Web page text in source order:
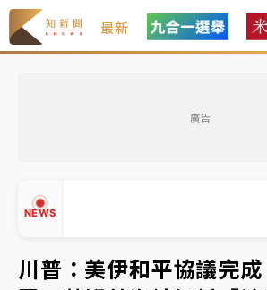
最新
廣告
NEWS
中信慈善基金會想增加董事人數！辜
駁 理由曝光
故宮《龍藏經》特展第2檔！今線上
周六起展出延長至晚上7時
川普：美伊和平協議完